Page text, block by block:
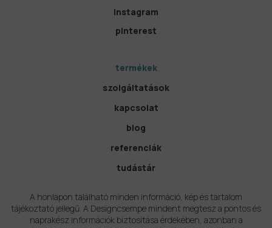
instagram
pinterest
termékek
szolgáltatások
kapcsolat
blog
referenciák
tudástár
A honlapon található minden információ, kép és tartalom
tájékoztató jellegű. A Designcsempe mindent megtesz a pontos és
naprakész információk biztosítása érdekében, azonban a